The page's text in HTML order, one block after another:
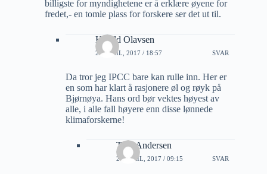
billigste for myndighetene er å erklære øyene for
fredet,- en tomle plass for forskere ser det ut til.
Harald Olavsen
27 APRIL, 2017 / 18:57 SVAR
Da tror jeg IPCC bare kan rulle inn. Her er
en som har klart å rasjonere øl og røyk på
Bjørnøya. Hans ord bør vektes høyest av
alle, i alle fall høyere enn disse lønnede
klimaforskerne!
Tore Andersen
28 APRIL, 2017 / 09:15 SVAR